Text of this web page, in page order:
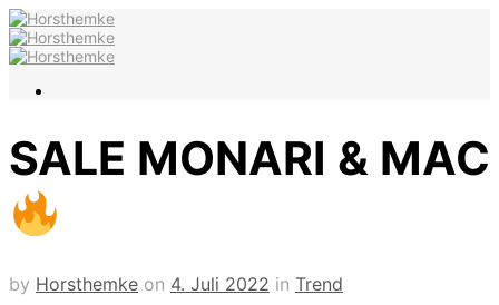
SALE MONARI & MAC
by Horsthemke on 4. Juli 2022 in Trend